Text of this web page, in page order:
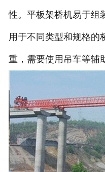
性。平板架桥机易于组
用于不同类型和规格的
重，需要使用吊车等辅